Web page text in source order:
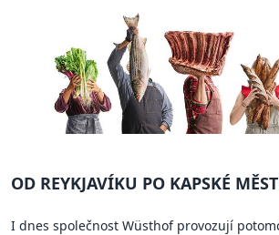
OD REYKJAVÍKU PO KAPSKÉ
I dnes společnost Wüsthof provozují